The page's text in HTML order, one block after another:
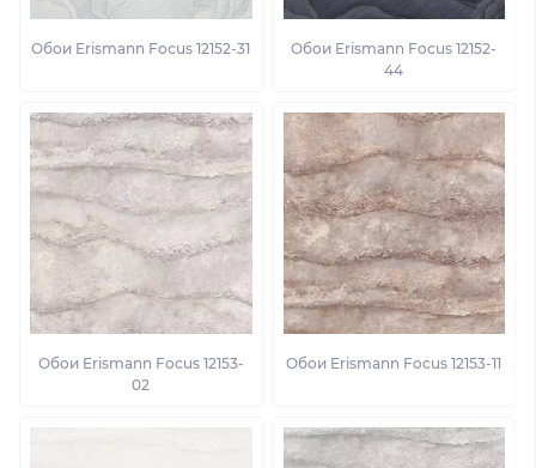
Обои Erismann Focus 12152-31
Обои Erismann Focus 12152-
44
Обои Erismann Focus 12153-
02
Обои Erismann Focus 12153-11